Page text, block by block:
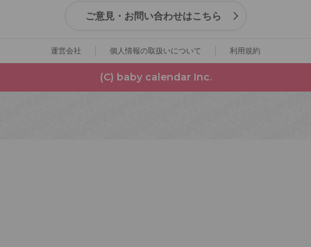
ご意見・お問い合わせはこちら
運営会社 個人情報の取扱いについて 利用規約
(C) baby calendar Inc.